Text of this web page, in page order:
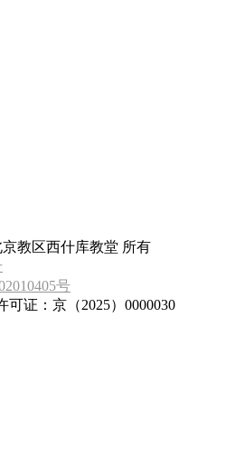
教区西什库教堂 所有
号
证：京（2025）0000030